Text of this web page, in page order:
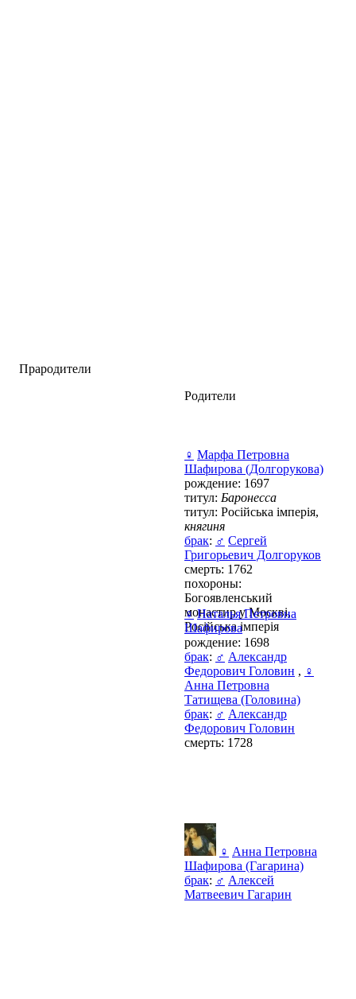
Прародители
Родители
♀ Марфа Петровна
Шафирова (Долгорукова)
рождение: 1697
титул: Баронесса
титул: Російська імперія,
княгиня
брак: ♂ Сергей
Григорьевич Долгоруков
смерть: 1762
похороны:
Богоявленський
монастир у Москві,
Російська імперія
♀ Наталья Петровна
Шафирова
рождение: 1698
брак: ♂ Александр
Федорович Головин , ♀
Анна Петровна
Татищева (Головина)
брак: ♂ Александр
Федорович Головин
смерть: 1728
♀ Анна Петровна
Шафирова (Гагарина)
брак: ♂ Алексей
Матвеевич Гагарин